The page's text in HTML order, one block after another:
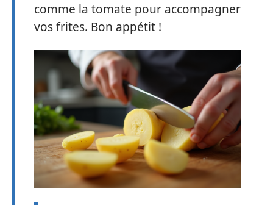
comme la tomate pour accompagner
vos frites. Bon appétit !